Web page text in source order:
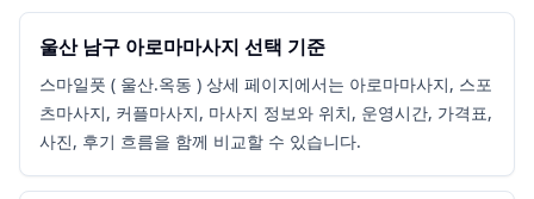
울산 남구 아로마마사지 선택 기준
스마일풋 ( 울산.옥동 ) 상세 페이지에서는 아로마마사지, 스포
츠마사지, 커플마사지, 마사지 정보와 위치, 운영시간, 가격표,
사진, 후기 흐름을 함께 비교할 수 있습니다.